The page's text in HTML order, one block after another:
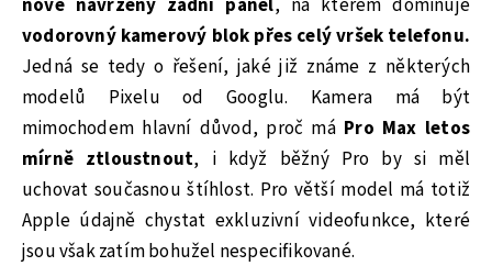
vodorovný kamerový blok přes celý vršek telefonu.
Jedná se tedy o řešení, jaké již známe z některých
modelů Pixelu od Googlu. Kamera má být
mimochodem hlavní důvod, proč má Pro Max letos
mírně ztloustnout, i když běžný Pro by si měl
uchovat současnou štíhlost. Pro větší model má totiž
Apple údajně chystat exkluzivní videofunkce, které
jsou však zatím bohužel nespecifikované.